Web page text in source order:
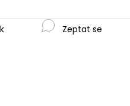
Zeptat se